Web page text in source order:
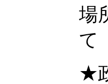
場
て
★